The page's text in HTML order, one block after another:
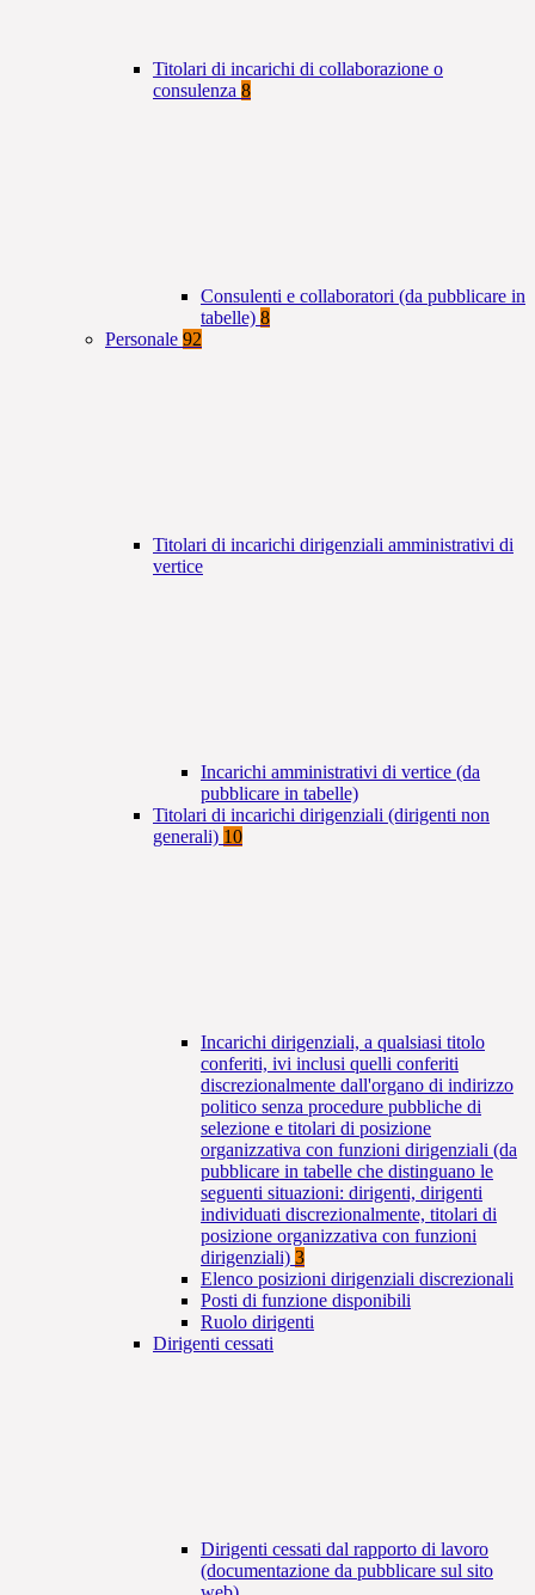
Titolari di incarichi di collaborazione o
consulenza 8
Consulenti e collaboratori (da pubblicare in
tabelle) 8
Personale 92
Titolari di incarichi dirigenziali amministrativi di
vertice
Incarichi amministrativi di vertice (da
pubblicare in tabelle)
Titolari di incarichi dirigenziali (dirigenti non
generali) 10
Incarichi dirigenziali, a qualsiasi titolo
conferiti, ivi inclusi quelli conferiti
discrezionalmente dall'organo di indirizzo
politico senza procedure pubbliche di
selezione e titolari di posizione
organizzativa con funzioni dirigenziali (da
pubblicare in tabelle che distinguano le
seguenti situazioni: dirigenti, dirigenti
individuati discrezionalmente, titolari di
posizione organizzativa con funzioni
dirigenziali) 3
Elenco posizioni dirigenziali discrezionali
Posti di funzione disponibili
Ruolo dirigenti
Dirigenti cessati
Dirigenti cessati dal rapporto di lavoro
(documentazione da pubblicare sul sito